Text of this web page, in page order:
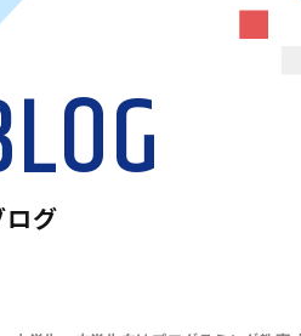
ログ